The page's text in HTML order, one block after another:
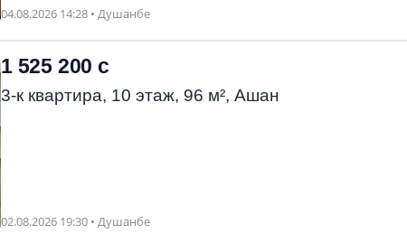
04.08.2026 14:28 • Душанбе
1 525 200 с
3-к квартира, 10 этаж, 96 м², Ашан
02.08.2026 19:30 • Душанбе